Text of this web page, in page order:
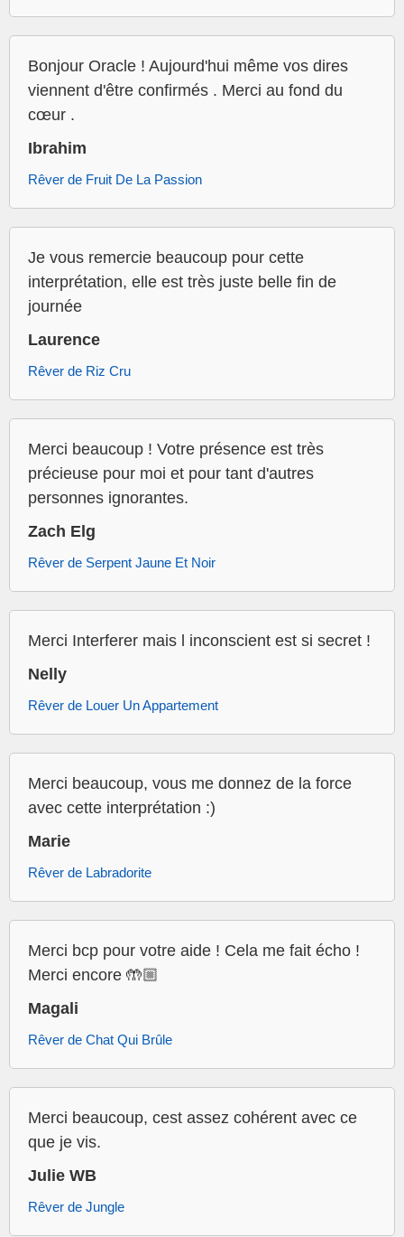
Bonjour Oracle ! Aujourd'hui même vos dires
viennent d'être confirmés . Merci au fond du
cœur .
Ibrahim
Rêver de Fruit De La Passion
Je vous remercie beaucoup pour cette
interprétation, elle est très juste belle fin de
journée
Laurence
Rêver de Riz Cru
Merci beaucoup ! Votre présence est très
précieuse pour moi et pour tant d'autres
personnes ignorantes.
Zach Elg
Rêver de Serpent Jaune Et Noir
Merci Interferer mais l inconscient est si secret !
Nelly
Rêver de Louer Un Appartement
Merci beaucoup, vous me donnez de la force
avec cette interprétation :)
Marie
Rêver de Labradorite
Merci bcp pour votre aide ! Cela me fait écho !
Merci encore 🤲🏼
Magali
Rêver de Chat Qui Brûle
Merci beaucoup, cest assez cohérent avec ce
que je vis.
Julie WB
Rêver de Jungle